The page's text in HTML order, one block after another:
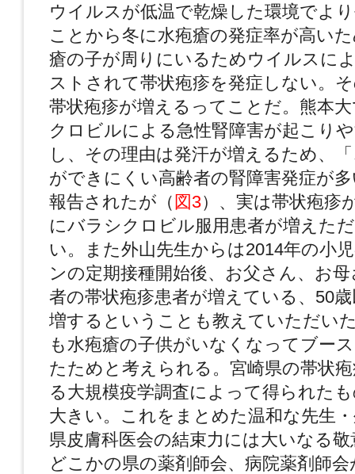
ウイルスが低温で乾燥した環境でよ
ことから冬に水疱瘡の発症率が高い
瘡の子が周りにいるためウイルスに
ストされて帯状疱疹を発症しない。
帯状疱疹が増えるってことだ。熊本
クロビルによる急性腎障害が起こり
し、その理由は発汗が増えるため、
ができにくい高齢者の腎障害発症が
報告されたが（ 図3）、実は帯状疱疹
にバラシクロビル服用患者が増えた
い。また外山先生からは2014年の小
ンの定期接種開始後、お父さん、お
者の帯状疱疹患者が増えている、50
増するということも教えていただい
も水疱瘡の子供がいなくなってブー
たためと考えられる。宮崎県の帯状
る大規模疫学調査によって得られた
大きい。これをまとめた温和な先生
県皮膚科医会の結束力には大いなる
どこかの県の薬剤師会、病院薬剤師